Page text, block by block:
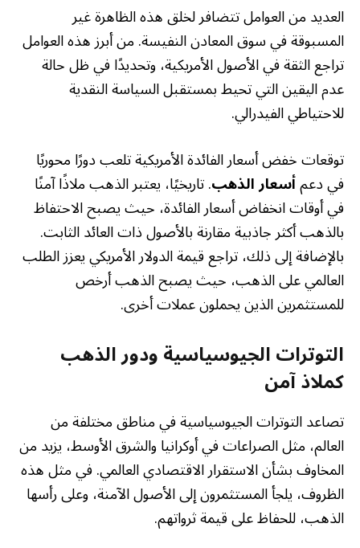
العديد من العوامل تتضافر لخلق هذه الظاهرة غير
المسبوقة في سوق المعادن النفيسة. من أبرز هذه العوامل
تراجع الثقة في الأصول الأمريكية، وتحديدًا في ظل حالة
عدم اليقين التي تحيط بمستقبل السياسة النقدية
للاحتياطي الفيدرالي.
توقعات خفض أسعار الفائدة الأمريكية تلعب دورًا محوريًا
في دعمأسعار الذهب. تاريخيًا، يعتبر الذهب ملاذًا آمنًا
في أوقات انخفاض أسعار الفائدة، حيث يصبح الاحتفاظ
بالذهب أكثر جاذبية مقارنة بالأصول ذات العائد الثابت.
بالإضافة إلى ذلك، تراجع قيمة الدولار الأمريكي يعزز الطلب
العالمي على الذهب، حيث يصبح الذهب أرخص
للمستثمرين الذين يحملون عملات أخرى.
التوترات الجيوسياسية ودور الذهب
كملاذ آمن
تصاعد التوترات الجيوسياسية في مناطق مختلفة من
العالم، مثل الصراعات في أوكرانيا والشرق الأوسط، يزيد من
المخاوف بشأن الاستقرار الاقتصادي العالمي. في مثل هذه
الظروف، يلجأ المستثمرون إلى الأصول الآمنة، وعلى رأسها
الذهب، للحفاظ على قيمة ثرواتهم.